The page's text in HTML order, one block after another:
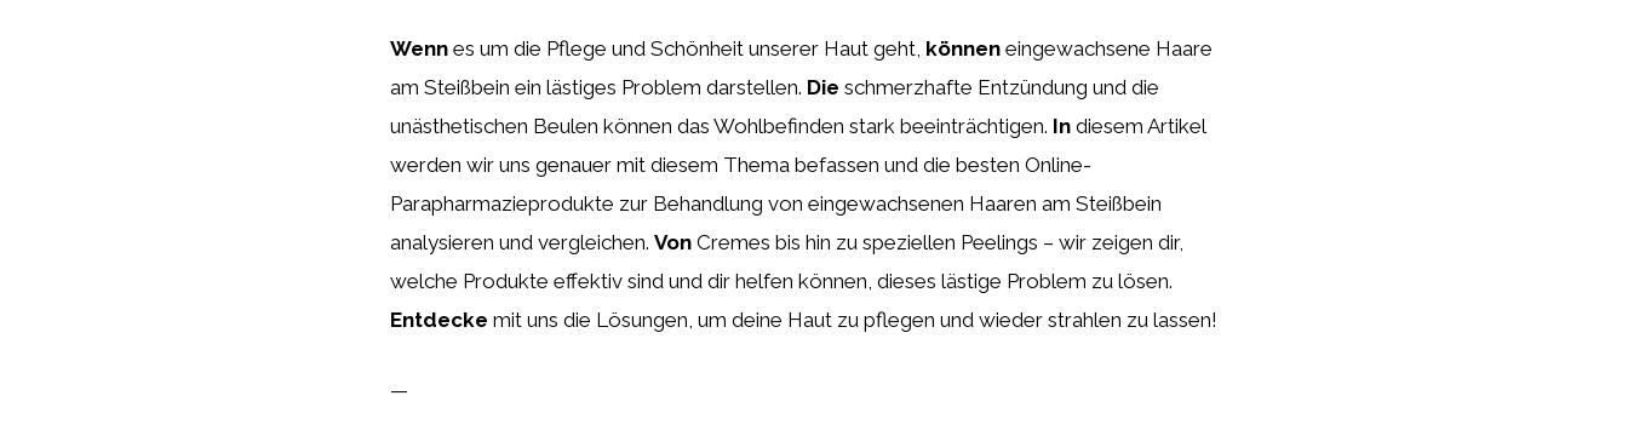
Wenn es um die Pflege und Schönheit unserer Haut geht, können eingewachsene Haare
am Steißbein ein lästiges Problem darstellen. Die schmerzhafte Entzündung und die
unästhetischen Beulen können das Wohlbefinden stark beeinträchtigen. In diesem Artikel
werden wir uns genauer mit diesem Thema befassen und die besten Online-
Parapharmazieprodukte zur Behandlung von eingewachsenen Haaren am Steißbein
analysieren und vergleichen. Von Cremes bis hin zu speziellen Peelings – wir zeigen dir,
welche Produkte effektiv sind und dir helfen können, dieses lästige Problem zu lösen.
Entdecke mit uns die Lösungen, um deine Haut zu pflegen und wieder strahlen zu lassen!
—